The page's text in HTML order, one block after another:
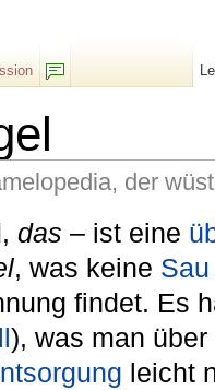
der
, das – ist eine
, was keine Sau
findet. Es
), was man
leicht